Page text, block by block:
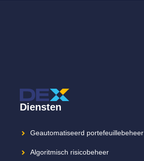
Diensten
Geautomatiseerd portefeuillebeheer
Algoritmisch risicobeheer